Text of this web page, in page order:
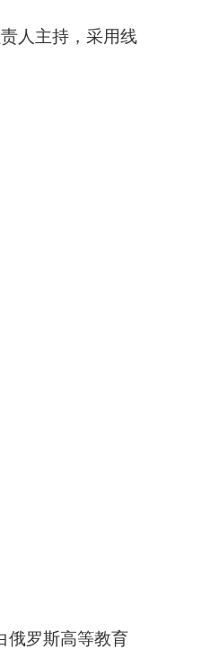
人主持，采用线
俄罗斯高等教育